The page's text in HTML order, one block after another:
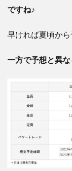
ですね♪
早ければ夏頃から
一方で予想と異な